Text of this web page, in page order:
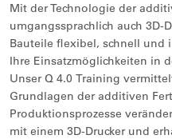
Mit der Technologie der
umgangssprachlich auch 3D-
Bauteile flexibel, schnell und
Ihre Einsatzmöglichkeiten in
Unser Q 4.0 Training
Grundlagen der additiven
Produktionsprozesse
mit einem 3D-Drucker und